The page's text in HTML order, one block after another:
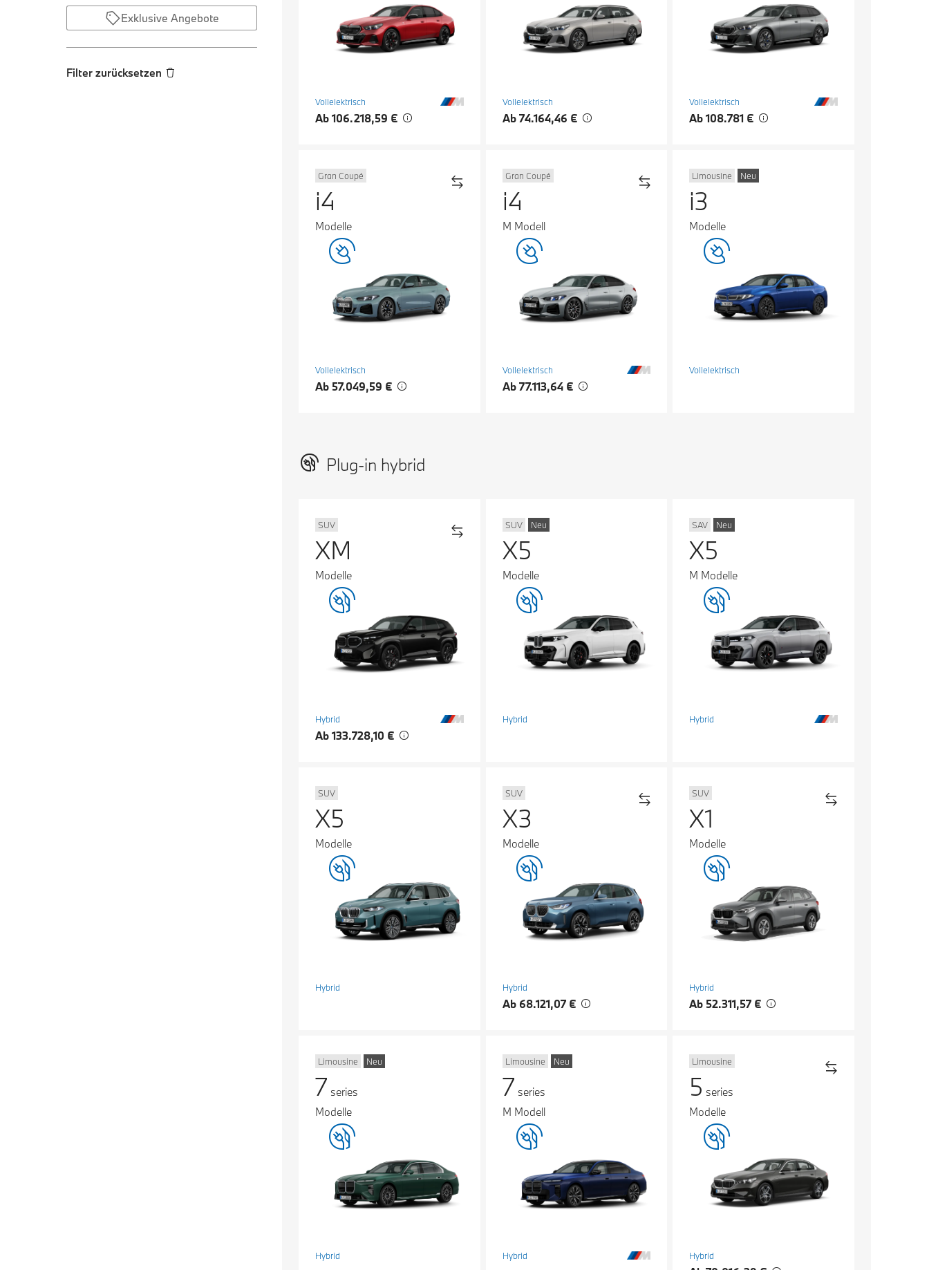
Exklusive Angebote
Filter zurücksetzen
Vollelektrisch
Ab 106.218,59 €
Vollelektrisch
Ab 74.164,46 €
Vollelektrisch
Ab 108.781 €
Gran Coupé
i4
Modelle
Vollelektrisch
Ab 57.049,59 €
Gran Coupé
i4
M Modell
Vollelektrisch
Ab 77.113,64 €
Limousine Neu
i3
Modelle
Vollelektrisch
Plug-in hybrid
SUV
XM
Modelle
Hybrid
Ab 133.728,10 €
SUV Neu
X5
Modelle
Hybrid
SAV Neu
X5
M Modelle
Hybrid
SUV
X5
Modelle
Hybrid
SUV
X3
Modelle
Hybrid
Ab 68.121,07 €
SUV
X1
Modelle
Hybrid
Ab 52.311,57 €
Limousine Neu
7 series
Modelle
Hybrid
Limousine Neu
7 series
M Modell
Hybrid
Limousine
5 series
Modelle
Hybrid